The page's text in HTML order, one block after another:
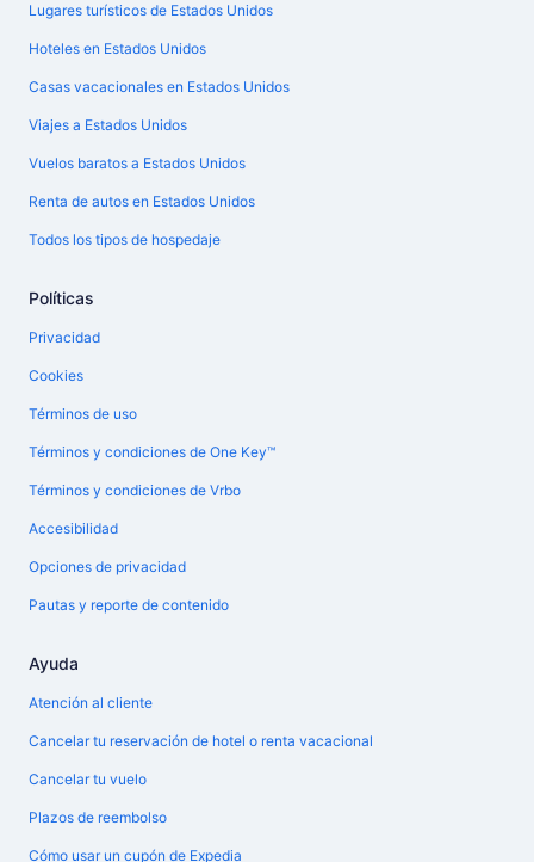
Lugares turísticos de Estados Unidos
Hoteles en Estados Unidos
Casas vacacionales en Estados Unidos
Viajes a Estados Unidos
Vuelos baratos a Estados Unidos
Renta de autos en Estados Unidos
Todos los tipos de hospedaje
Políticas
Privacidad
Cookies
Términos de uso
Términos y condiciones de One Key™
Términos y condiciones de Vrbo
Accesibilidad
Opciones de privacidad
Pautas y reporte de contenido
Ayuda
Atención al cliente
Cancelar tu reservación de hotel o renta vacacional
Cancelar tu vuelo
Plazos de reembolso
Cómo usar un cupón de Expedia